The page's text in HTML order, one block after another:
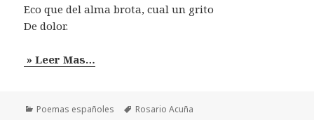
Eco que del alma brota, cual un grito
De dolor.
» Leer Mas…
Categorías
Poemas españoles Etiquetas
Rosario Acuña